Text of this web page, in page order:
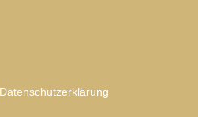
Datenschutzerklärung